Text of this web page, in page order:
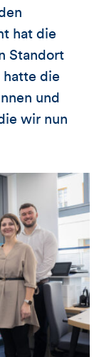
hat die
Standort
hatte die
und
wir nun